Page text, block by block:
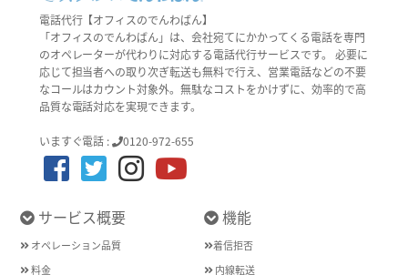
電話代行【オフィスのでんわばん】
「オフィスのでんわばん」は、会社宛てにかかってくる電話を専門
のオペレーターが代わりに対応する電話代行サービスです。 必要に
応じて担当者への取り次ぎ転送も無料で行え、営業電話などの不要
なコールはカウント対象外。無駄なコストをかけずに、効率的で高
品質な電話対応を実現できます。
いますぐ電話 : 0120-972-655
サービス概要
オペレーション品質
料金
機能
着信拒否
内線転送